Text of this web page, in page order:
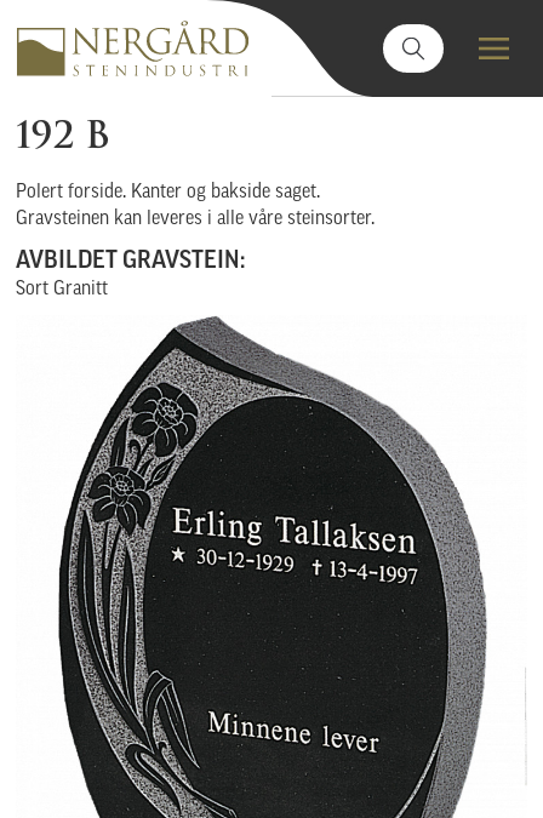
192 B
Polert forside. Kanter og bakside saget.
Gravsteinen kan leveres i alle våre steinsorter.
AVBILDET GRAVSTEIN:
Sort Granitt